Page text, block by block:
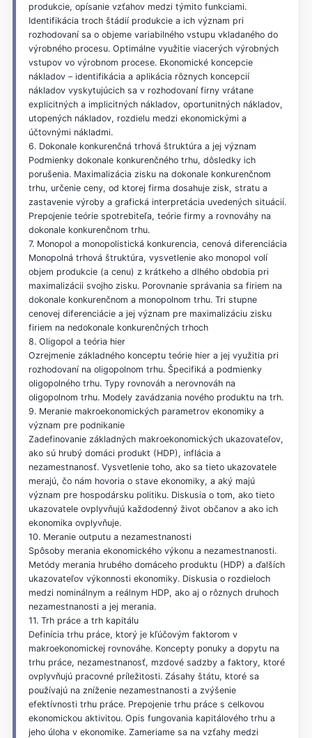
produkcie, opísanie vzťahov medzi týmito funkciami.
Identifikácia troch štádií produkcie a ich význam pri
rozhodovaní sa o objeme variabilného vstupu vkladaného do
výrobného procesu. Optimálne využitie viacerých výrobných
vstupov vo výrobnom procese. Ekonomické koncepcie
nákladov – identifikácia a aplikácia rôznych koncepcií
nákladov vyskytujúcich sa v rozhodovaní firny vrátane
explicitných a implicitných nákladov, oportunitných nákladov,
utopených nákladov, rozdielu medzi ekonomickými a
účtovnými nákladmi.
6. Dokonale konkurenčná trhová štruktúra a jej význam
Podmienky dokonale konkurenčného trhu, dôsledky ich
porušenia. Maximalizácia zisku na dokonale konkurenčnom
trhu, určenie ceny, od ktorej firma dosahuje zisk, stratu a
zastavenie výroby a grafická interpretácia uvedených situácií.
Prepojenie teórie spotrebiteľa, teórie firmy a rovnováhy na
dokonale konkurenčnom trhu.
7. Monopol a monopolistická konkurencia, cenová diferenciácia
Monopolná trhová štruktúra, vysvetlenie ako monopol volí
objem produkcie (a cenu) z krátkeho a dlhého obdobia pri
maximalizácii svojho zisku. Porovnanie správania sa firiem na
dokonale konkurenčnom a monopolnom trhu. Tri stupne
cenovej diferenciácie a jej význam pre maximalizáciu zisku
firiem na nedokonale konkurenčných trhoch
8. Oligopol a teória hier
Ozrejmenie základného konceptu teórie hier a jej využitia pri
rozhodovaní na oligopolnom trhu. Špecifiká a podmienky
oligopolného trhu. Typy rovnováh a nerovnováh na
oligopolnom trhu. Modely zavádzania nového produktu na trh.
9. Meranie makroekonomických parametrov ekonomiky a
význam pre podnikanie
Zadefinovanie základných makroekonomických ukazovateľov,
ako sú hrubý domáci produkt (HDP), inflácia a
nezamestnanosť. Vysvetlenie toho, ako sa tieto ukazovatele
merajú, čo nám hovoria o stave ekonomiky, a aký majú
význam pre hospodársku politiku. Diskusia o tom, ako tieto
ukazovatele ovplyvňujú každodenný život občanov a ako ich
ekonomika ovplyvňuje.
10. Meranie outputu a nezamestnanosti
Spôsoby merania ekonomického výkonu a nezamestnanosti.
Metódy merania hrubého domáceho produktu (HDP) a ďalších
ukazovateľov výkonnosti ekonomiky. Diskusia o rozdieloch
medzi nominálnym a reálnym HDP, ako aj o rôznych druhoch
nezamestnanosti a jej merania.
11. Trh práce a trh kapitálu
Definícia trhu práce, ktorý je kľúčovým faktorom v
makroekonomickej rovnováhe. Koncepty ponuky a dopytu na
trhu práce, nezamestnanosť, mzdové sadzby a faktory, ktoré
ovplyvňujú pracovné príležitosti. Zásahy štátu, ktoré sa
používajú na zníženie nezamestnanosti a zvýšenie
efektívnosti trhu práce. Prepojenie trhu práce s celkovou
ekonomickou aktivitou. Opis fungovania kapitálového trhu a
jeho úloha v ekonomike. Zameriame sa na vzťahy medzi